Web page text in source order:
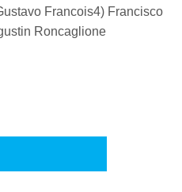
Francois4) Francisco
Roncaglione